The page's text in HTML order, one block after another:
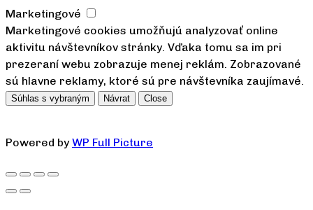
Marketingové
Marketingové cookies umožňujú analyzovať online
aktivitu návštevníkov stránky. Vďaka tomu sa im pri
prezeraní webu zobrazuje menej reklám. Zobrazované
sú hlavne reklamy, ktoré sú pre návštevníka zaujímavé.
Súhlas s vybraným Návrat Close
Powered byWP Full Picture